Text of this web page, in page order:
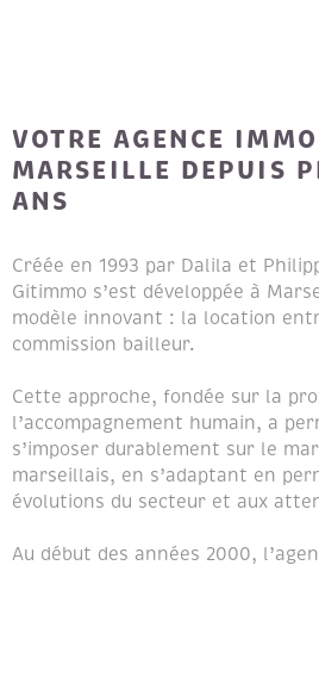
VOTRE AGENCE
MARSEILLE DEPUIS
ANS
Créée en 1993 par Dalila et
Gitimmo s’est développée à
modèle innovant : la location
commission bailleur.
Cette approche, fondée sur la
l’accompagnement humain, a
s’imposer durablement sur le
marseillais, en s’adaptant en
évolutions du secteur et aux
Au début des années 2000,